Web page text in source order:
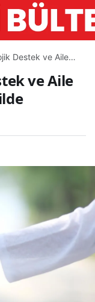
Destek ve Aile
ve Aile
PAYLAŞ